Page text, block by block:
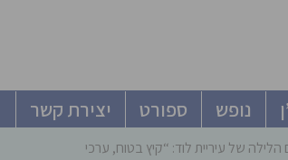
נופש ספורט יצירת קשר
של עיריית לוד: “קיץ בטוח, ערכי ומהנה”